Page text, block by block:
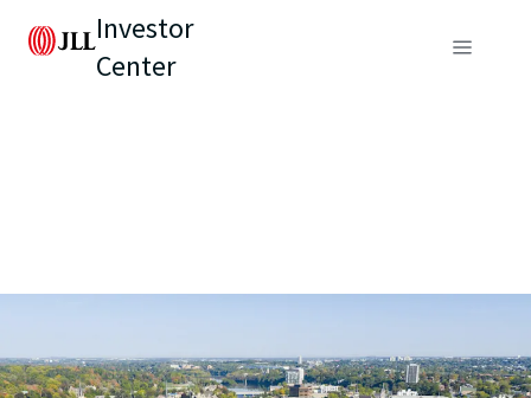
Investor
Center